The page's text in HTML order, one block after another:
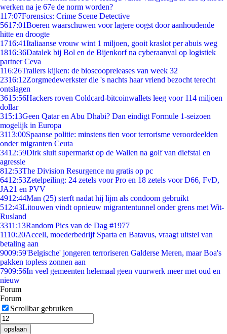
werken na je 67e de norm worden?
117:07Forensics: Crime Scene Detective
5617:01Boeren waarschuwen voor lagere oogst door aanhoudende
hitte en droogte
1716:41Italiaanse vrouw wint 1 miljoen, gooit kraslot per abuis weg
1816:36Datalek bij Bol en de Bijenkorf na cyberaanval op logistiek
partner Ceva
116:26Trailers kijken: de bioscoopreleases van week 32
2316:12Zorgmedewerkster die 's nachts haar vriend bezocht terecht
ontslagen
3615:56Hackers roven Coldcard-bitcoinwallets leeg voor 114 miljoen
dollar
315:13Geen Qatar en Abu Dhabi? Dan eindigt Formule 1-seizoen
mogelijk in Europa
3113:00Spaanse politie: minstens tien voor terrorisme veroordeelden
onder migranten Ceuta
3412:59Dirk sluit supermarkt op de Wallen na golf van diefstal en
agressie
812:53The Division Resurgence nu gratis op pc
6412:53Zetelpeiling: 24 zetels voor Pro en 18 zetels voor D66, FvD,
JA21 en PVV
4912:44Man (25) sterft nadat hij lijm als condoom gebruikt
512:43Litouwen vindt opnieuw migrantentunnel onder grens met Wit-
Rusland
3311:13Random Pics van de Dag #1977
1110:20Accell, moederbedrijf Sparta en Batavus, vraagt uitstel van
betaling aan
9009:59'Belgische' jongeren terroriseren Galderse Meren, maar Boa's
pakken topless zonnen aan
7909:56In veel gemeenten helemaal geen vuurwerk meer met oud en
nieuw
Forum
Forum
Scrollbar gebruiken
opslaan